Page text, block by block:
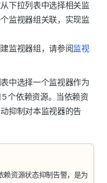
下拉列表中选择相关监
监视器组关联，实现监
监视器组，请参阅 监视
中选择一个监视器作为
个依赖资源。当依赖资
抑制对本监视器的告
赖资源状态抑制告警，是为